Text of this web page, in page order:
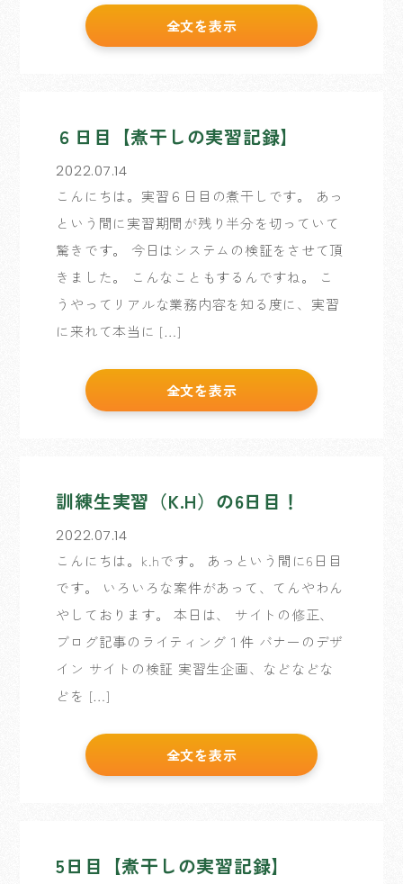
全文を表示
６日目【煮干しの実習記録】
2022.07.14
こんにちは。実習６日目の煮干しです。 あっ
という間に実習期間が残り半分を切っていて
驚きです。 今日はシステムの検証をさせて頂
きました。 こんなこともするんですね。 こ
うやってリアルな業務内容を知る度に、実習
に来れて本当に […]
全文を表示
訓練生実習（K.H）の6日目！
2022.07.14
こんにちは。k.hです。 あっという間に6日目
です。 いろいろな案件があって、てんやわん
やしております。 本日は、 サイトの修正、
ブログ記事のライティング１件 バナーのデザ
イン サイトの検証 実習生企画、などなどな
どを […]
全文を表示
5日目【煮干しの実習記録】